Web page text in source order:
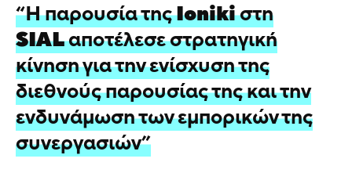
“Η παρουσία τηςIonikiστη
SIALαποτέλεσε στρατηγική
κίνηση για την ενίσχυση της
διεθνούς παρουσίας της και την
ενδυνάμωση των εμπορικών της
συνεργασιών”